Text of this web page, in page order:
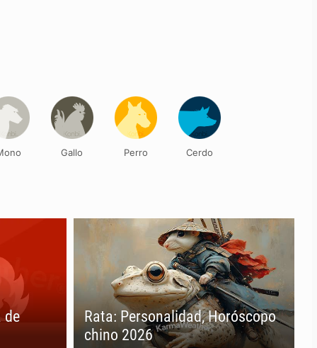
Gallo Perro Cerdo
de
Rata: Personalidad, Horóscopo
chino 2026